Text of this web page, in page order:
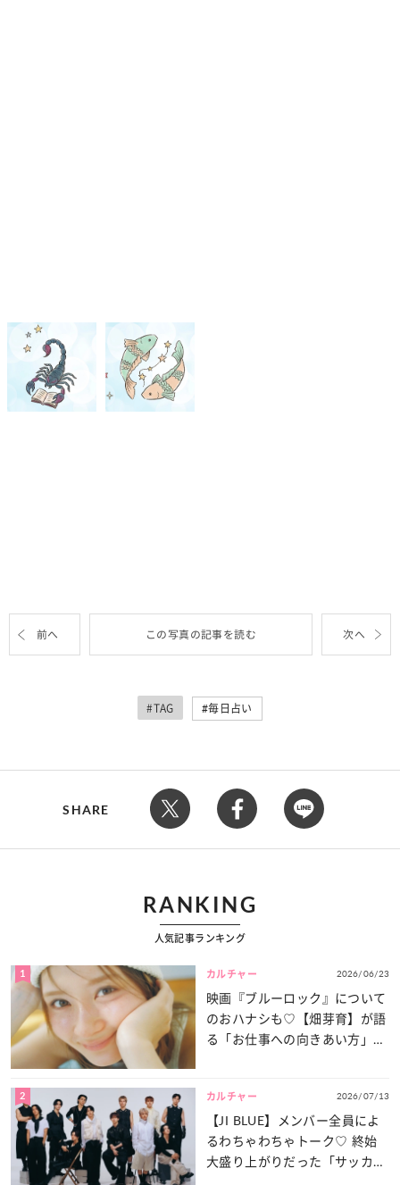
前へ この写真の記事を読む 次へ
#TAG 毎日占い
SHARE
RANKING
人気記事ランキング
1 カルチャー 2026/06/23
映画『ブルーロック』について
のおハナシも♡【畑芽育】が語
る「お仕事への向きあい方」と
2 カルチャー 2026/07/13
【JI BLUE】メンバー全員によ
るわちゃわちゃトーク♡ 終始
大盛り上がりだった「サッカー